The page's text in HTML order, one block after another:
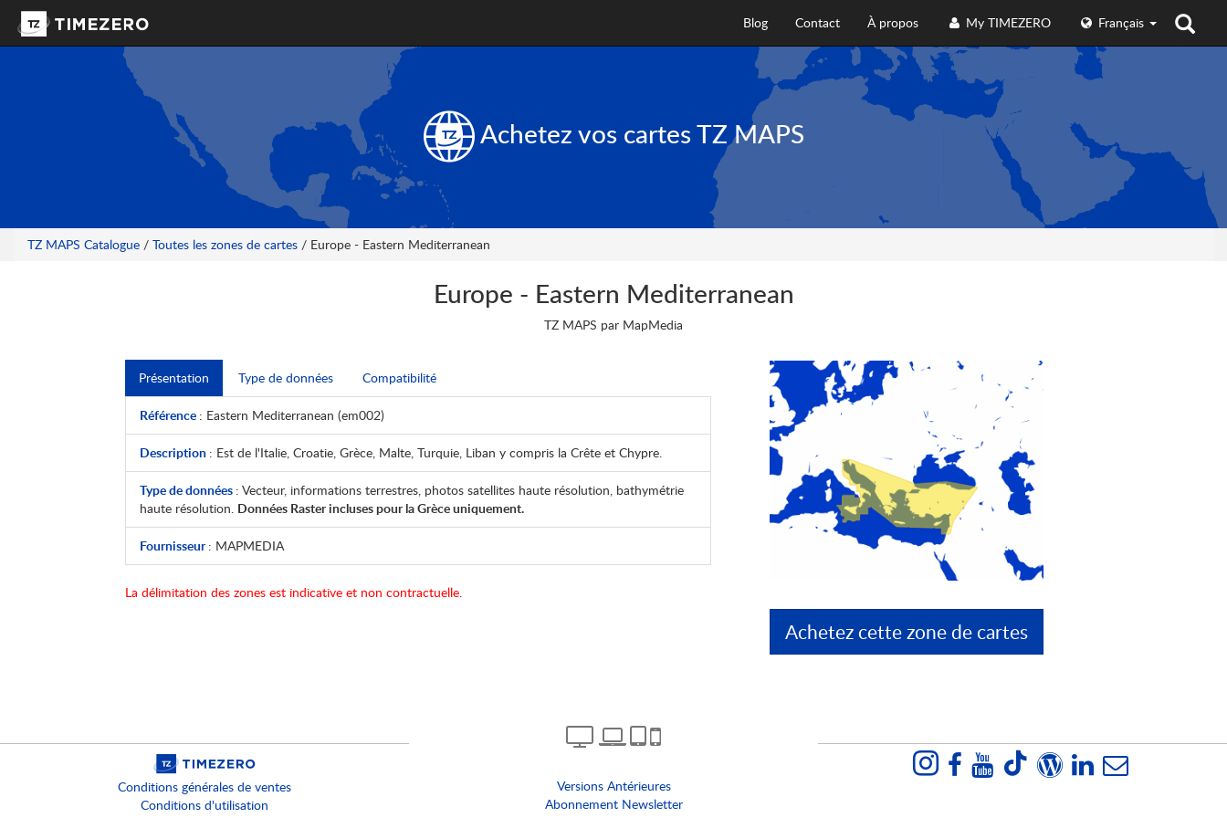
Français
My TIMEZERO
À propos
Contact
Blog
Achetez vos cartesTZ MAPS
TZ MAPS Catalogue / Toutes les zones de cartes / Europe - Eastern Mediterranean
Europe - Eastern Mediterranean
TZ MAPS par MapMedia
Présentation Type de données Compatibilité
Référence : Eastern Mediterranean (em002)
Description : Est de l'Italie, Croatie, Grèce, Malte, Turquie, Liban y compris la Crête et Chypre.
Type de données : Vecteur, informations terrestres, photos satellites haute résolution, bathymétrie
haute résolution. Données Raster incluses pour la Grèce uniquement.
Fournisseur: MAPMEDIA
La délimitation des zones est indicative et non contractuelle.
Achetez cette zone de cartes
Conditions générales de ventes
Conditions d'utilisation
Versions Antérieures
Abonnement Newsletter